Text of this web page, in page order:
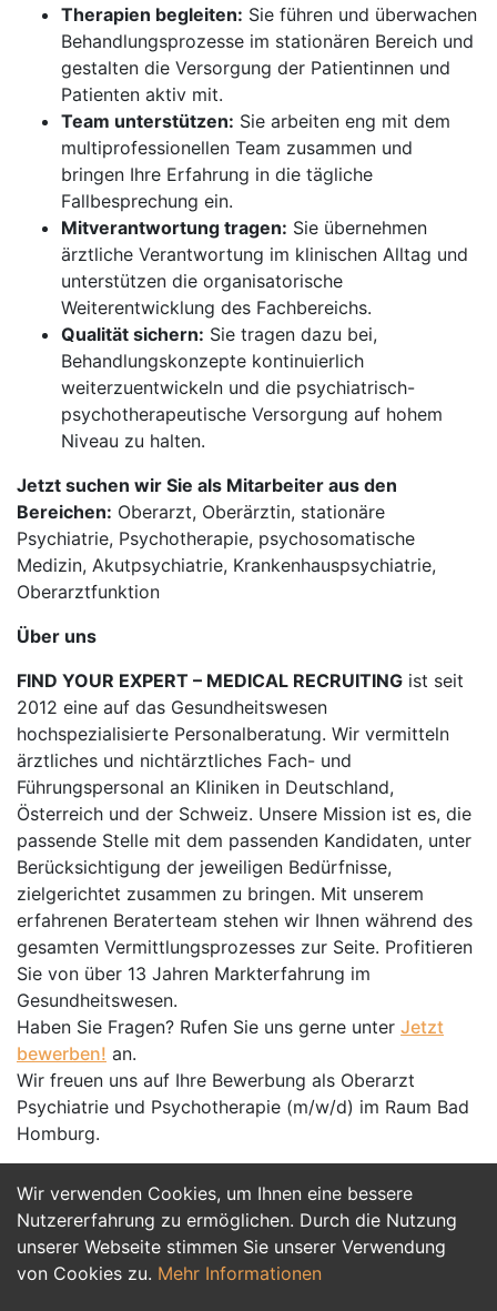
Wir verwenden Cookies, um Ihnen eine bessere
Nutzererfahrung zu ermöglichen. Durch die Nutzung
unserer Webseite stimmen Sie unserer Verwendung
von Cookies zu. Mehr Informationen
Therapien begleiten: Sie führen und überwachen
Behandlungsprozesse im stationären Bereich und
gestalten die Versorgung der Patientinnen und
Patienten aktiv mit.
Team unterstützen: Sie arbeiten eng mit dem
multiprofessionellen Team zusammen und
bringen Ihre Erfahrung in die tägliche
Fallbesprechung ein.
Mitverantwortung tragen: Sie übernehmen
ärztliche Verantwortung im klinischen Alltag und
unterstützen die organisatorische
Weiterentwicklung des Fachbereichs.
Qualität sichern: Sie tragen dazu bei,
Behandlungskonzepte kontinuierlich
weiterzuentwickeln und die psychiatrisch-
psychotherapeutische Versorgung auf hohem
Niveau zu halten.
Jetzt suchen wir Sie als Mitarbeiter aus den
Bereichen: Oberarzt, Oberärztin, stationäre
Psychiatrie, Psychotherapie, psychosomatische
Medizin, Akutpsychiatrie, Krankenhauspsychiatrie,
Oberarztfunktion
Über uns
FIND YOUR EXPERT – MEDICAL RECRUITING ist seit
2012 eine auf das Gesundheitswesen
hochspezialisierte Personalberatung. Wir vermitteln
ärztliches und nichtärztliches Fach- und
Führungspersonal an Kliniken in Deutschland,
Österreich und der Schweiz. Unsere Mission ist es, die
passende Stelle mit dem passenden Kandidaten, unter
Berücksichtigung der jeweiligen Bedürfnisse,
zielgerichtet zusammen zu bringen. Mit unserem
erfahrenen Beraterteam stehen wir Ihnen während des
gesamten Vermittlungsprozesses zur Seite. Profitieren
Sie von über 13 Jahren Markterfahrung im
Gesundheitswesen.
Haben Sie Fragen? Rufen Sie uns gerne unter Jetzt
bewerben! an.
Wir freuen uns auf Ihre Bewerbung als Oberarzt
Psychiatrie und Psychotherapie (m/w/d) im Raum Bad
Homburg.
Jetzt Bewerben